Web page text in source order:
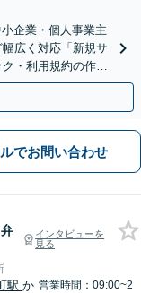
企業・個人事業主
広く対応「新規サ
・利用規約の作成
でお問い合わせ
弁
インタビューを
見る
駅か 営業時間：09:00~2